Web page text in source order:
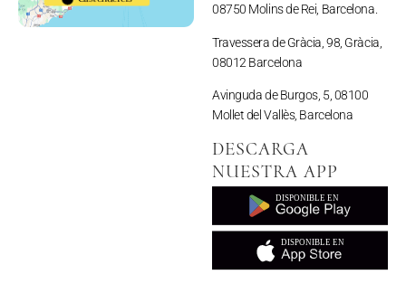
08750 Molins de Rei, Barcelona.
Travessera de Gràcia, 98, Gràcia,
08012 Barcelona
Avinguda de Burgos, 5, 08100
Mollet del Vallès, Barcelona
DESCARGA
NUESTRA APP